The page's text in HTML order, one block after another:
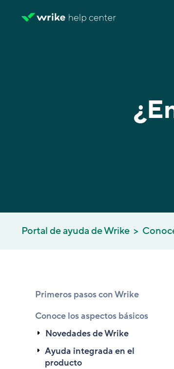
Portal de ayuda de Wrike
Primeros pasos con Wrike
Conoce los aspectos básicos
Novedades de Wrike
Ayuda integrada en el
producto